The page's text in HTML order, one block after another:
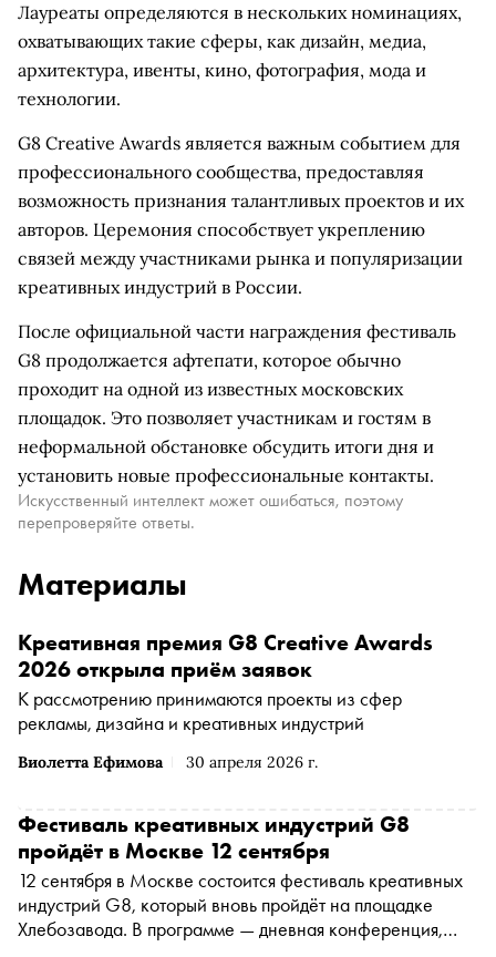
Лауреаты определяются в нескольких номинациях,
охватывающих такие сферы, как дизайн, медиа,
архитектура, ивенты, кино, фотография, мода и
технологии.
G8 Creative Awards является важным событием для
профессионального сообщества, предоставляя
возможность признания талантливых проектов и их
авторов. Церемония способствует укреплению
связей между участниками рынка и популяризации
креативных индустрий в России.
После официальной части награждения фестиваль
G8 продолжается афтепати, которое обычно
проходит на одной из известных московских
площадок. Это позволяет участникам и гостям в
неформальной обстановке обсудить итоги дня и
установить новые профессиональные контакты.
Искусственный интеллект может ошибаться, поэтому
перепроверяйте ответы.
Материалы
Виолетта Ефимова 30 апреля 2026 г.
Креативная премия G8 Creative Awards
2026 открыла приём заявок
К рассмотрению принимаются проекты из сфер
рекламы, дизайна и креативных индустрий
Фестиваль креативных индустрий G8
пройдёт в Москве 12 сентября
12 сентября в Москве состоится фестиваль креативных
индустрий G8, который вновь пройдёт на площадке
Хлебозавода. В программе — дневная конференция,